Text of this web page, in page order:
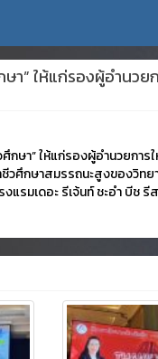
า” ให้แก่รองผู้อำนวย
ษา” ให้แก่รองผู้อำนวยการ
วศึกษาสมรรถนะสูงของวิทย
รมเดอะ รีเจ้นท์ ชะอำ บีช รี